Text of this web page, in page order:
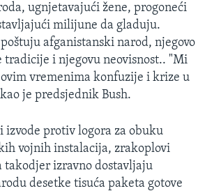
ugnjetavajući žene, progoneći
milijune da gladuju.
afganistanski narod, njegovo
tradicije i njegovu neovisnost.. "Mi
vremenima konfuzije i krize u
je predsjednik Bush.
izvode protiv logora za obuku
vojnih instalacija, zrakoplovi
takodjer izravno dostavljaju
desetke tisuća paketa gotove